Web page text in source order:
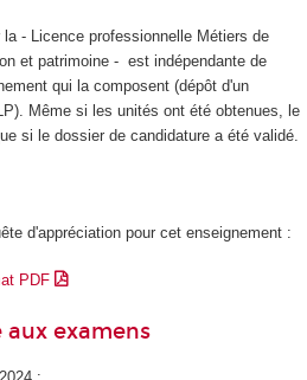
- Licence professionnelle Métiers de
et patrimoine - est indépendante de
qui la composent (dépôt d'un
Même si les unités ont été obtenues, le
si le dossier de candidature a été validé.
d'appréciation pour cet enseignement :
PDF
aux examens